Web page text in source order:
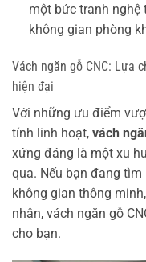
một bức tranh nghệ
không gian phòng
Vách ngăn gỗ CNC: Lựa
hiện đại
Với những ưu điểm
tính linh hoạt, vách
xứng đáng là một xu
qua. Nếu bạn đang
không gian thông
nhân, vách ngăn gỗ
cho bạn.